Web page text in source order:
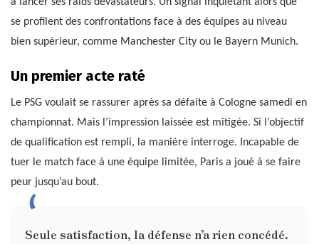
à lancer ses raids dévastateurs. Un signal inquiétant alors que
se profilent des confrontations face à des équipes au niveau
bien supérieur, comme Manchester City ou le Bayern Munich.
Un premier acte raté
Le PSG voulait se rassurer après sa défaite à Cologne samedi en
championnat. Mais l’impression laissée est mitigée. Si l’objectif
de qualification est rempli, la manière interroge. Incapable de
tuer le match face à une équipe limitée, Paris a joué à se faire
peur jusqu’au bout.
Seule satisfaction, la défense n’a rien concédé.